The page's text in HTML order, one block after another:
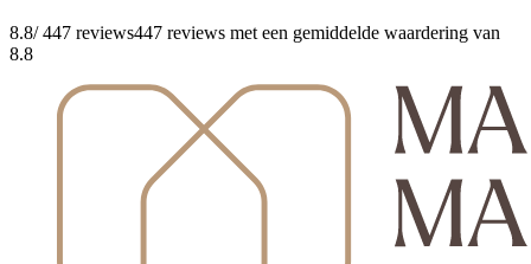
8.8/ 447 reviews447 reviews met een gemiddelde waardering van
8.8